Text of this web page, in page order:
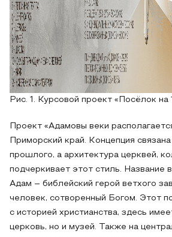
Рис. 1. Курсовой проект «Посёлок
Проект «Адамовы веки
Приморский край. Концепция
прошлого, а архитектура церквей,
подчеркивает этот стиль. Название
Адам – библейский герой ветхого
человек, сотворенный Богом. Этот
с историей христианства, здесь
церковь, но и музей. Также на